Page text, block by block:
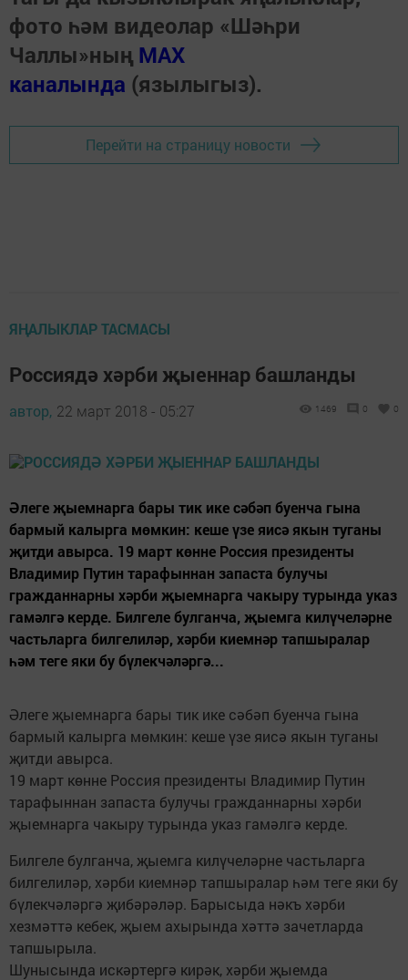
фото һәм видеолар «Шәһри
Чаллы»ның MAX
каналында (язылыгыз).
Перейти на страницу новости
ЯҢАЛЫКЛАР ТАСМАСЫ
Россиядә хәрби җыеннар башланды
автор, 22 март 2018 - 05:27 1469 0 0
Әлеге җыемнарга бары тик ике сәбәп буенча гына
бармый калырга мөмкин: кеше үзе яисә якын туганы
җитди авырса. 19 март көнне Россия президенты
Владимир Путин тарафыннан запаста булучы
гражданнарны хәрби җыемнарга чакыру турында указ
гамәлгә керде. Билгеле булганча, җыемга килүчеләрне
частьларга билгелиләр, хәрби киемнәр тапшыралар
һәм теге яки бу бүлекчәләргә...
Әлеге җыемнарга бары тик ике сәбәп буенча гына
бармый калырга мөмкин: кеше үзе яисә якын туганы
җитди авырса.
19 март көнне Россия президенты Владимир Путин
тарафыннан запаста булучы гражданнарны хәрби
җыемнарга чакыру турында указ гамәлгә керде.
Билгеле булганча, җыемга килүчеләрне частьларга
билгелиләр, хәрби киемнәр тапшыралар һәм теге яки бу
бүлекчәләргә җибәрәләр. Барысыда нәкъ хәрби
хезмәттә кебек, җыем ахырында хәттә зачетларда
тапшырыла.
Шунысында искәртергә кирәк, хәрби җыемда